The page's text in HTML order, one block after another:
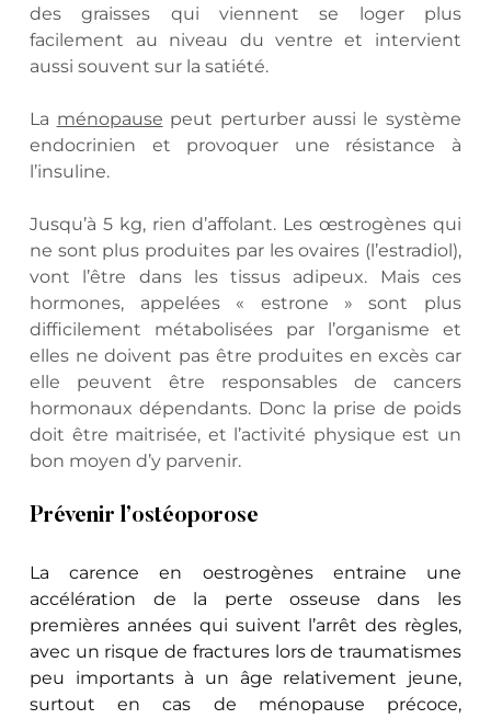
des graisses qui viennent se loger plus
facilement au niveau du ventre et intervient
aussi souvent sur la satiété.
La ménopause peut perturber aussi le système
endocrinien et provoquer une résistance à
l’insuline.
Jusqu’à 5 kg, rien d’affolant. Les œstrogènes qui
ne sont plus produites par les ovaires (l’estradiol),
vont l’être dans les tissus adipeux. Mais ces
hormones, appelées « estrone » sont plus
difficilement métabolisées par l’organisme et
elles ne doivent pas être produites en excès car
elle peuvent être responsables de cancers
hormonaux dépendants. Donc la prise de poids
doit être maitrisée, et l’activité physique est un
bon moyen d’y parvenir.
Prévenir l’ostéoporose
La carence en oestrogènes entraine une
accélération de la perte osseuse dans les
premières années qui suivent l’arrêt des règles,
avec un risque de fractures lors de traumatismes
peu importants à un âge relativement jeune,
surtout en cas de ménopause précoce,